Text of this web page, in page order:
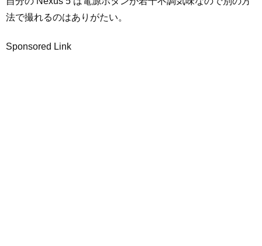
法で撮れるのはありがたい。
Sponsored Link